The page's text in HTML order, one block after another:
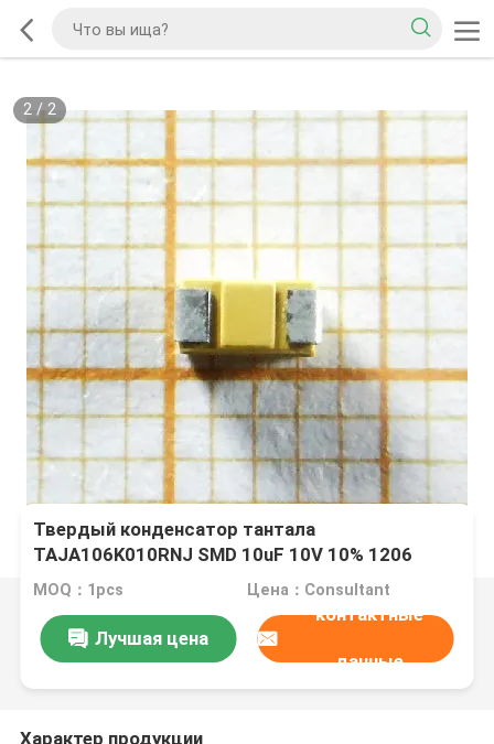
2/2
Твердый конденсатор тантала
TAJA106K010RNJ SMD 10uF 10V 10% 1206
MOQ：1pcs Цена：Consultant
Лучшая цена
контактные
данные
Характер продукции